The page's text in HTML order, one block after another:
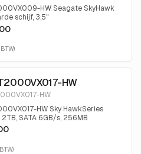
HW Seagate SkyHawk
schijf, 3,5"
00
HW
HW
HW Sky HawkSeries
SATA 6GB/s, 256MB